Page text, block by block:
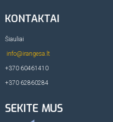
KONTAKTAI
Šiauliai
info@irangesa.lt
+370 60461410
+370 62860284
SEKITE MUS